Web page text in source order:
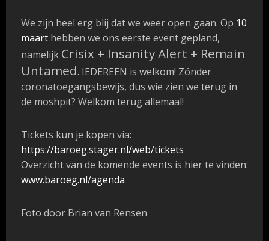
We zijn heel erg blij dat we weer open gaan. Op 10
maart hebben we ons eerste event gepland,
namelijk Crisix + Insanity Alert + Remain
Untamed. IEDEREEN is welkom! Zónder
coronatoegangsbewijs, dus wie zien we terug in
de moshpit? Welkom terug allemaal!
Tickets kun je kopen via:
https://baroeg.stager.nl/web/tickets
Overzicht van de komende events is hier te vinden:
www.baroeg.nl/agenda
Foto door Brian van Rensen